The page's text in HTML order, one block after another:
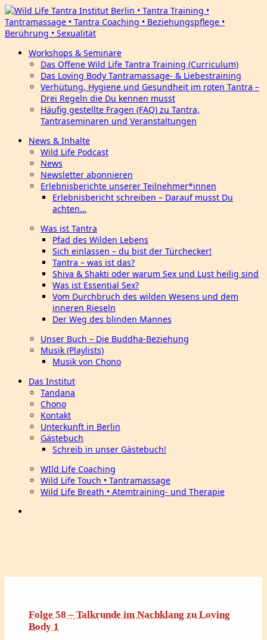
Workshops & Seminare
Das Offene Wild Life Tantra Training (Curriculum)
Das Loving Body Tantramassage- & Liebestraining
Verhütung, Hygiene und Gesundheit im roten Tantra –
Drei Regeln die Du kennen musst
Häufig gestellte Fragen (FAQ) zu Tantra,
Tantraseminaren und Veranstaltungen
News & Inhalte
Wild Life Podcast
News
Newsletter abonnieren
Erlebnisberichte unserer Teilnehmer*innen
Erlebnisbericht schreiben – Darauf musst Du
achten…
Was ist Tantra
Pfad des Wilden Lebens
Sich einlassen – du bist der Türchecker!
Tantra – was ist das?
Shiva & Shakti oder warum Sex und Lust heilig sind
Was ist Essential Sex?
Vom Durchbruch des wilden Wesens und dem
inneren Rieseln
Der Weg des blinden Mannes
Unser Buch – Die Buddha-Beziehung
Musik (Playlists)
Musik von Chono
Das Institut
Tandana
Chono
Kontakt
Unterkunft in Berlin
Gästebuch
Schreib in unser Gästebuch!
WIld Life Coaching
Wild Life Touch • Tantramassage
Wild Life Breath • Atemtraining- und Therapie
Folge 58 – Talkrunde im Nachklang zu Loving
Body 1